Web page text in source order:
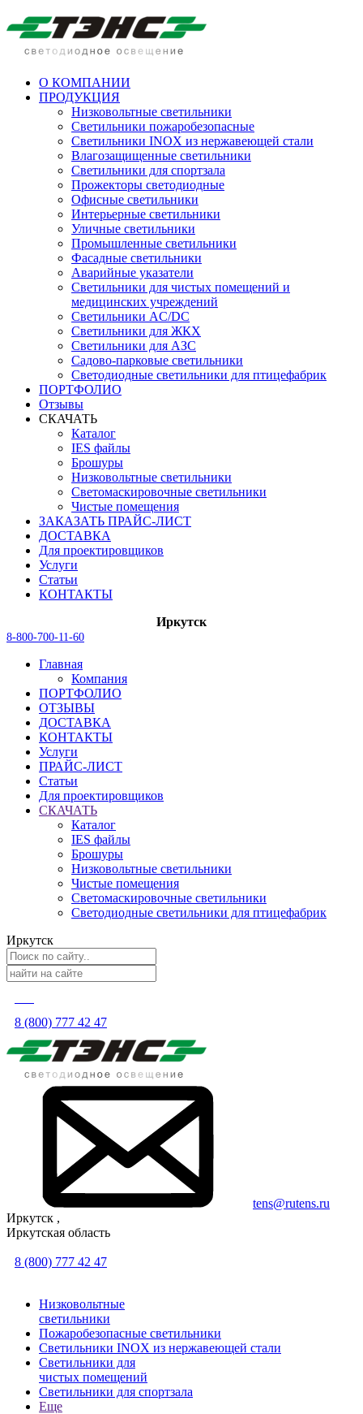
О КОМПАНИИ
ПРОДУКЦИЯ
Низковольтные светильники
Cветильники пожаробезопасные
Светильники INOX из нержавеющей стали
Влагозащищенные светильники
Светильники для спортзала
Прожекторы светодиодные
Офисные светильники
Интерьерные светильники
Уличные светильники
Промышленные светильники
Фасадные светильники
Аварийные указатели
Светильники для чистых помещений и
медицинских учреждений
Светильники AC/DC
Светильники для ЖКХ
Светильники для АЗС
Садово-парковые светильники
Светодиодные светильники для птицефабрик
ПОРТФОЛИО
Отзывы
СКАЧАТЬ
Каталог
IES файлы
Брошуры
Низковольтные светильники
Светомаскировочные светильники
Чистые помещения
ЗАКАЗАТЬ ПРАЙС-ЛИСТ
ДОСТАВКА
Для проектировщиков
Услуги
Статьи
КОНТАКТЫ
Иркутск
8-800-700-11-60
Главная
Компания
ПОРТФОЛИО
ОТЗЫВЫ
ДОСТАВКА
КОНТАКТЫ
Услуги
ПРАЙС-ЛИСТ
Статьи
Для проектировщиков
СКАЧАТЬ
Каталог
IES файлы
Брошуры
Низковольтные светильники
Чистые помещения
Светомаскировочные светильники
Светодиодные светильники для птицефабрик
Иркутск
8 (800) 777 42 47
tens@rutens.ru
Иркутск ,
Иркутская область
8 (800) 777 42 47
Низковольтные
светильники
Пожаробезопасные светильники
Светильники INOX из нержавеющей стали
Светильники для
чистых помещений
Светильники для спортзала
Еще